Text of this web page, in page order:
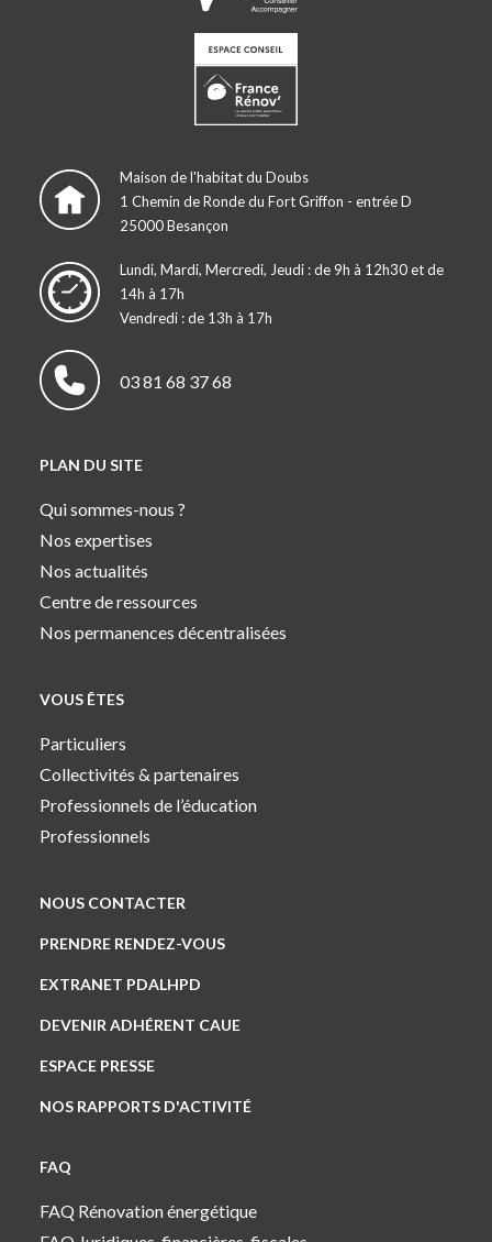
Maison de l'habitat du Doubs
1 Chemin de Ronde du Fort Griffon - entrée D
25000 Besançon
Lundi, Mardi, Mercredi, Jeudi : de 9h à 12h30 et de
14h à 17h
Vendredi : de 13h à 17h
03 81 68 37 68
PLAN DU SITE
Qui sommes-nous ?
Nos expertises
Nos actualités
Centre de ressources
Nos permanences décentralisées
VOUS ÊTES
Particuliers
Collectivités & partenaires
Professionnels de l’éducation
Professionnels
NOUS CONTACTER
PRENDRE RENDEZ-VOUS
EXTRANET PDALHPD
DEVENIR ADHÉRENT CAUE
ESPACE PRESSE
NOS RAPPORTS D'ACTIVITÉ
FAQ
FAQ Rénovation énergétique